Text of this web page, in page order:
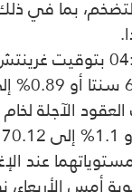
بما في
وبحلول الساعة 04:12
الآجلة